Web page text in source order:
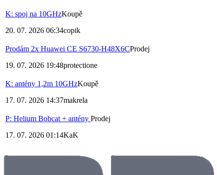
K: spoj na 10GHzKoupě
20. 07. 2026 06:34copik
Prodám 2x Huawei CE S6730-H48X6CProdej
19. 07. 2026 19:48protectione
K: antény 1,2m 10GHzKoupě
17. 07. 2026 14:37makrela
P: Helium Bobcat + antény Prodej
17. 07. 2026 01:14KaK